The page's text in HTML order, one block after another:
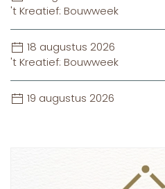
't Kreatief: Bouwweek
18 augustus 2026
't Kreatief: Bouwweek
19 augustus 2026
De Klik: Activiteitenmiddag